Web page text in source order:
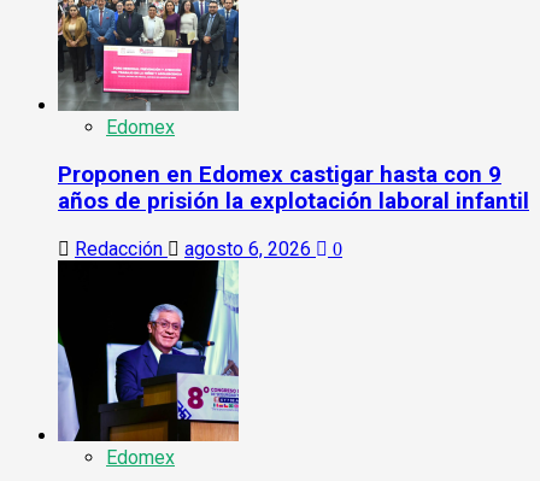
Edomex
Proponen en Edomex castigar hasta con 9
años de prisión la explotación laboral infantil
Redacción agosto 6, 2026 0
Edomex